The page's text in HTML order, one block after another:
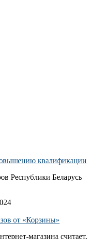
квалификации
Республики Беларусь
от «Корзины»
магазина считает,